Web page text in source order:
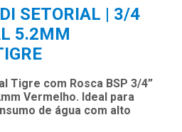
SETORIAL | 3/4
5.2MM
Tigre com Rosca BSP 3/4”
Vermelho. Ideal para
de água com alto